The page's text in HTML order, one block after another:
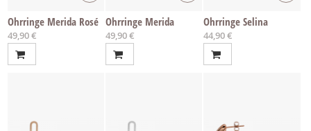
Ohrringe Merida Rosé
49,90 €
Ohrringe Merida
49,90 €
Ohrringe Selina
44,90 €